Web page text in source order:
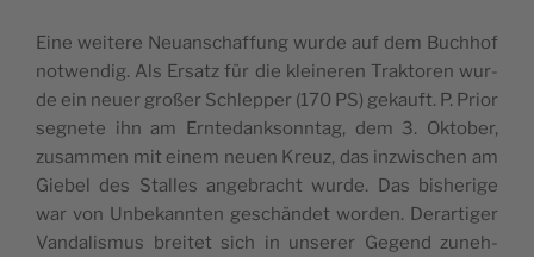
Eine wei­te­re Neuans­chaf­fung wur­de auf dem Buchhof
not­wen­dig. Als Ersatz für die klei­ne­ren Trak­to­ren wur­
de ein neuer großer Schlep­per (170 PS) gekauft. P. Prior
seg­ne­te ihn am Ern­te­dank­sonn­tag, dem 3. Okto­ber,
zusam­men mit einem neuen Kreuz, das inz­wis­chen am
Gie­bel des Sta­lles ange­bracht wur­de. Das bishe­ri­ge
war von Unbe­kann­ten ges­chän­det wor­den. Derar­ti­ger
Van­da­lis­mus brei­tet sich in unse­rer Gegend zuneh­